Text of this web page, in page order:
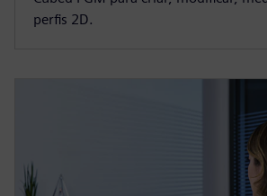
perfis 2D.